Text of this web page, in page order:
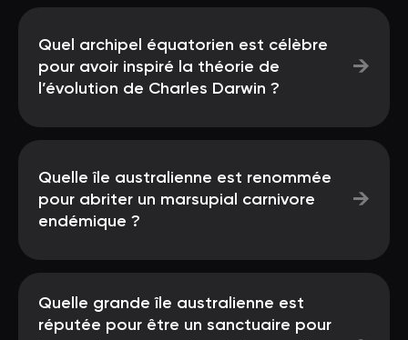
Quel archipel équatorien est célèbre
pour avoir inspiré la théorie de
l’évolution de Charles Darwin ?
→
Quelle île australienne est renommée
pour abriter un marsupial carnivore
endémique ?
→
Quelle grande île australienne est
réputée pour être un sanctuaire pour